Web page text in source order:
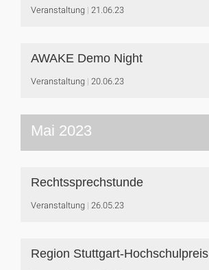
Veranstaltung 21.06.23
AWAKE Demo Night
Veranstaltung 20.06.23
Mai 2023
Rechtssprechstunde
Veranstaltung 26.05.23
Region Stuttgart-Hochschulpreis